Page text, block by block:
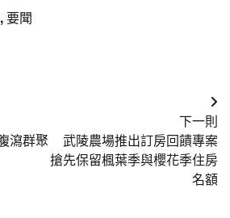
,要聞
瀉群聚
下一則
武陵農場推出訂房回饋專案
搶先保留楓葉季與櫻花季住房
名額